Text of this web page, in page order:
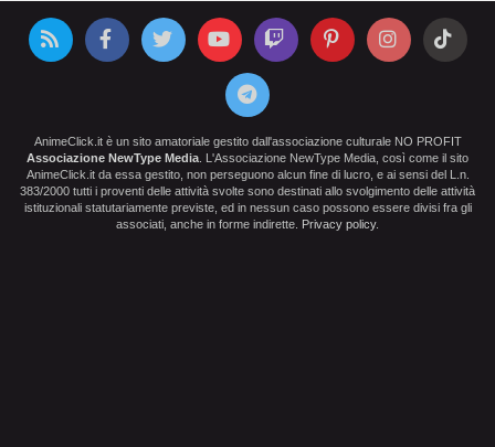
AnimeClick.it è un sito amatoriale gestito dall'associazione culturale NO PROFIT
Associazione NewType Media . L'Associazione NewType Media, così come il sito
AnimeClick.it da essa gestito, non perseguono alcun fine di lucro, e ai sensi del L.n.
383/2000 tutti i proventi delle attività svolte sono destinati allo svolgimento delle attività
istituzionali statutariamente previste, ed in nessun caso possono essere divisi fra gli
associati, anche in forme indirette. Privacy policy.